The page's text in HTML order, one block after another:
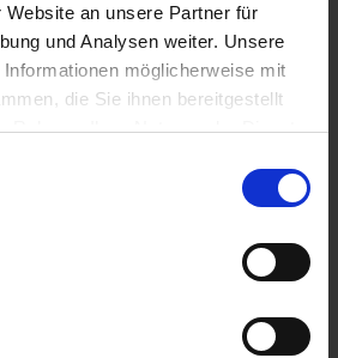
Website an unsere Partner für
und Analysen weiter. Unsere
möglicherweise mit
die Sie ihnen bereitgestellt
Rahmen Ihrer Nutzung der Dienste